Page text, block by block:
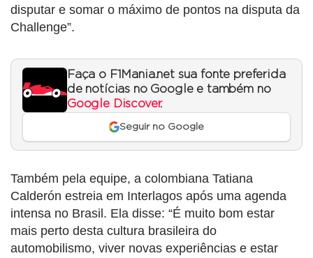
disputar e somar o máximo de pontos na disputa da
Challenge”.
Faça o F1Mania.net sua fonte preferida
de notícias no Google e também no
Google Discover.
Seguir no Google
Também pela equipe, a colombiana Tatiana
Calderón estreia em Interlagos após uma agenda
intensa no Brasil. Ela disse: “É muito bom estar
mais perto desta cultura brasileira do
automobilismo, viver novas experiências e estar